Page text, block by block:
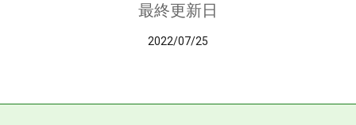
最終更新日
2022/07/25